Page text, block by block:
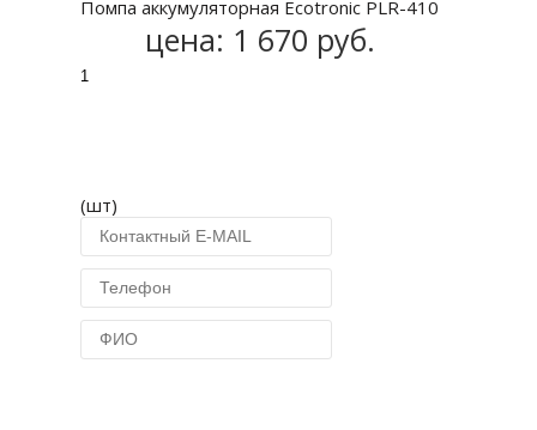
Помпа аккумуляторная Ecotronic PLR-410
цена: 1 670 руб.
(шт)